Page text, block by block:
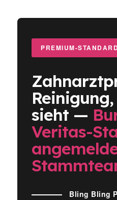
PREMIUM-
sieht —
Veritas-
Bling Bling